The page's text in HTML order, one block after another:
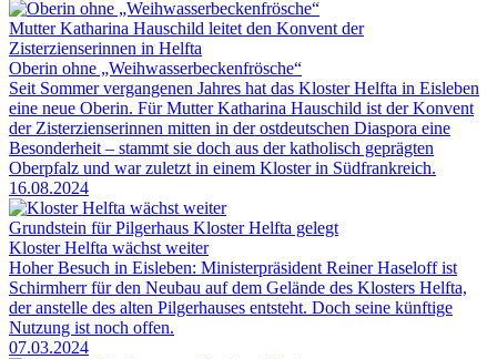
Mutter Katharina Hauschild leitet den Konvent der
Zisterzienserinnen in Helfta
Oberin ohne „Weihwasserbeckenfrösche“
Seit Sommer vergangenen Jahres hat das Kloster Helfta in Eisleben
eine neue Oberin. Für Mutter Katharina Hauschild ist der Konvent
der Zisterzienserinnen mitten in der ostdeutschen Diaspora eine
Besonderheit – stammt sie doch aus der katholisch geprägten
Oberpfalz und war zuletzt in einem Kloster in Südfrankreich.
16.08.2024
Grundstein für Pilgerhaus Kloster Helfta gelegt
Kloster Helfta wächst weiter
Hoher Besuch in Eisleben: Ministerpräsident Reiner Haseloff ist
Schirmherr für den Neubau auf dem Gelände des Klosters Helfta,
der anstelle des alten Pilgerhauses entsteht. Doch seine künftige
Nutzung ist noch offen.
07.03.2024